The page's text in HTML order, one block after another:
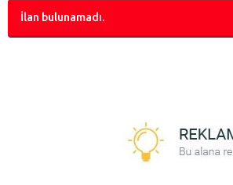
İlan bulunamadı.